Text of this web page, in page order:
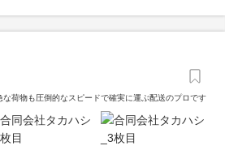
荷物も圧倒的なスピードで確実に運ぶ配送のプロです